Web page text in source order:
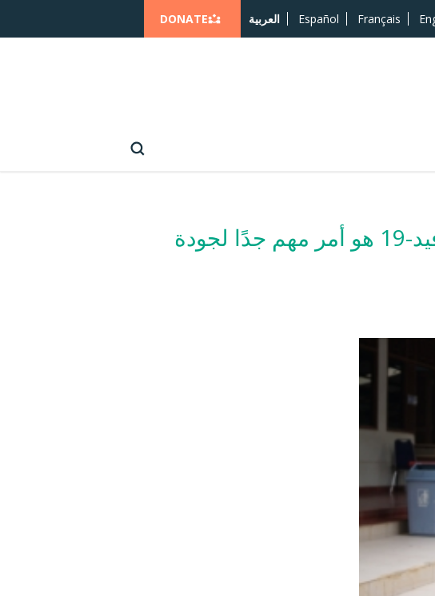
Français
Español العربية DONATE
تطبيق المعايير الإنسانية في الاستجابات العالمية لوباء كوفيد-19 هو أمر مهم جدًا لجودة